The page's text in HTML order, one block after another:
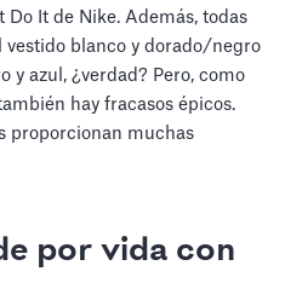
Do It de Nike. Además, todas
vestido blanco y dorado/negro
y azul, ¿verdad? Pero, como
hay fracasos épicos.
proporcionan muchas
por vida con